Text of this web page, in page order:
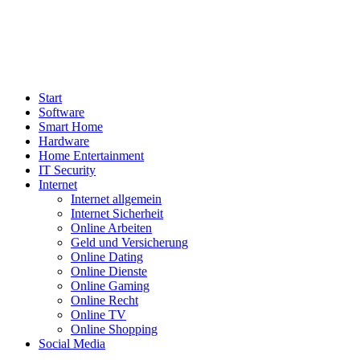
Start
Software
Smart Home
Hardware
Home Entertainment
IT Security
Internet
Internet allgemein
Internet Sicherheit
Online Arbeiten
Geld und Versicherung
Online Dating
Online Dienste
Online Gaming
Online Recht
Online TV
Online Shopping
Social Media